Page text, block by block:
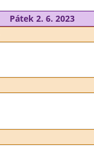
Pátek 2. 6. 2023